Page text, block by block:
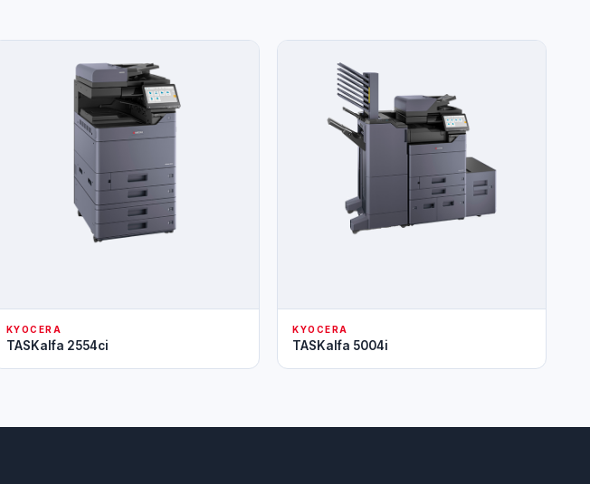
KYOCERA
TASKalfa 2554ci
KYOCERA
TASKalfa 5004i